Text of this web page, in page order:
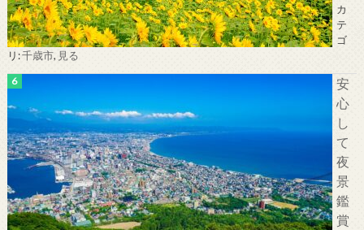
カ
テ
ゴ
リ:千歳市, 見る
安
心
し
て
夜
景
鑑
賞